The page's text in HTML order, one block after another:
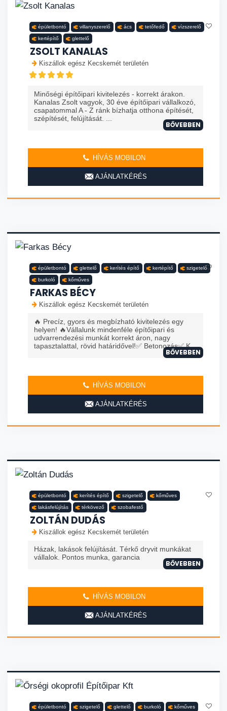
épületbontó villanyszerelő ács tetőfedő vízszerelő
kertépítő glettelő
ZSOLT KANALAS
Kiszállok egész Kecskemét területén
Minőségi építőipari kivitelezés - korrekt árakon.
Kanalas Zsolt vagyok, 30 éve építőipari vállalkozó,
csapatommal A - Z ránk bízhatja otthona építését,
szépítését, felújítását. ...
BŐVEBBEN
HÍVÁS MOBILON
AJÁNLATKÉRÉS
épületbontó glettelő kerítés építő kertépítő szigetelő
burkoló kőműves
FARKAS BÉCY
Kiszállok egész Kecskemét területén
🔥 Precíz, gyors és megbízható kivitelezés egy
helyen! 🔥Vállalunk mindenféle építőipari és
udvarrendezési munkát korrekt áron, nagy
tapasztalattal, rövid határidővel!✅ Betonozás✅ K...
BŐVEBBEN
HÍVÁS MOBILON
AJÁNLATKÉRÉS
épületbontó kerítés építő szigetelő kőműves
lakásfelújítás térkövező szobafestő
ZOLTÁN DUDÁS
Kiszállok egész Kecskemét területén
Házak, lakások felújítását. Térkő dryvit munkákat
vállalok. Pontos munka, garancia
BŐVEBBEN
HÍVÁS MOBILON
AJÁNLATKÉRÉS
épületbontó szigetelő glettelő burkoló kőműves